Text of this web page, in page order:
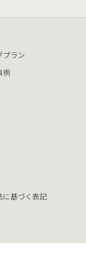
プラン
例
に基づく表記